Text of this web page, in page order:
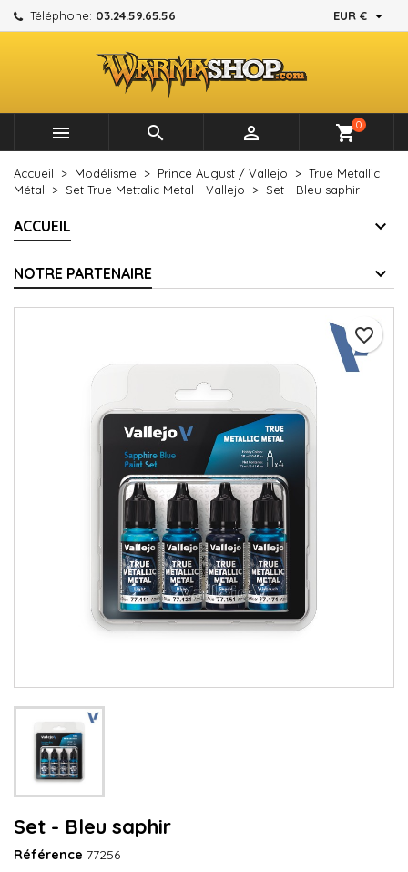
Téléphone: 03.24.59.65.56 EUR € 
   shopping_cart0
Accueil Modélisme Prince August / Vallejo
True Metallic
Métal
Set True Mettalic Metal - Vallejo Set - Bleu saphir
ACCUEIL
NOTRE PARTENAIRE
Set - Bleu saphir
Référence 77256
favorite_border
Mes listes d'envies ×
Créer une nouvelle liste
Créer une liste d'envies ×
Nom de la liste d'envies
Annuler Créer une liste d'envies
Connexion ×
Vous devez être connecté pour ajouter des produits à
votre liste d'envies.